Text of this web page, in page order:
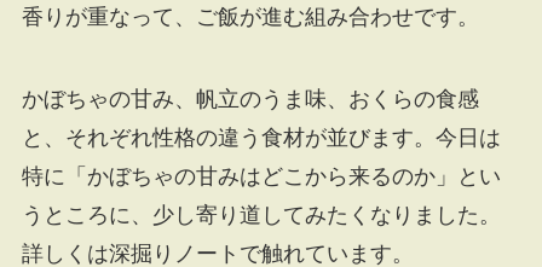
香りが重なって、ご飯が進む組み合わせです。
かぼちゃの甘み、帆立のうま味、おくらの食感
と、それぞれ性格の違う食材が並びます。今日は
特に「かぼちゃの甘みはどこから来るのか」とい
うところに、少し寄り道してみたくなりました。
詳しくは深掘りノートで触れています。